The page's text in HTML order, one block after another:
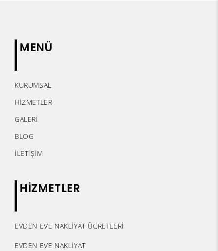
MENÜ
KURUMSAL
HİZMETLER
GALERİ
BLOG
İLETİŞİM
HİZMETLER
EVDEN EVE NAKLİYAT ÜCRETLERİ
EVDEN EVE NAKLİYAT